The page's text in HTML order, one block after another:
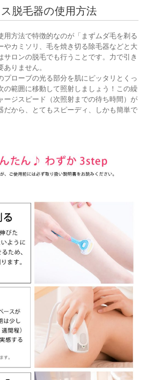
脱毛器の使用方法
用方法で特徴的なのが「まずムダ毛を剃る
やカミソリ、毛を焼き切る除毛器などと大
サロンの脱毛でも行うことです。力で引き
りません。
プローブの光る部分を肌にピッタリとくっ
の範囲に移動して照射しましょう！この繰
ージスピード（次照射までの待ち時間）が
だから、とてもスピーディ、しかも簡単で